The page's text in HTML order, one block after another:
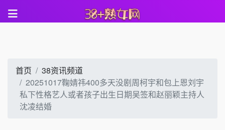
首页
38资讯频道
20251017鞠婧祎400多天没剧周柯宇和包上恩刘宇
私下性格艺人或者孩子出生日期吴签和赵丽颖主持人
沈凌结婚